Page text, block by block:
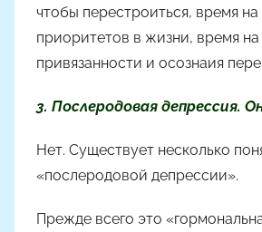
чтобы перестроиться, время
приоритетов в жизни, время
привязанности и осознаия
3. Послеродовая депрессия.
Нет. Существует несколько
«послеродовой депрессии».
Прежде всего это